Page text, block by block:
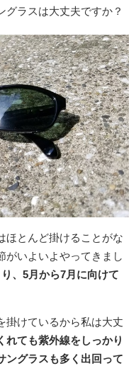
グラスは大丈夫ですか？
ほとんど掛けることがな
がいよいよやってきまし
、5月から7月に向けて
掛けているから私は大丈
れても紫外線をしっかり
ングラスも多く出回って